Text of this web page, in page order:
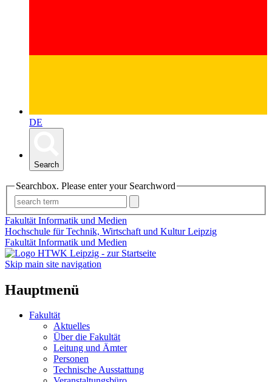
DE
Search
Searchbox. Please enter your Searchword
Fakultät Informatik und Medien
Hochschule für Technik, Wirtschaft und Kultur Leipzig
Fakultät Informatik und Medien
Skip main site navigation
Hauptmenü
Fakultät
Aktuelles
Über die Fakultät
Leitung und Ämter
Personen
Technische Ausstattung